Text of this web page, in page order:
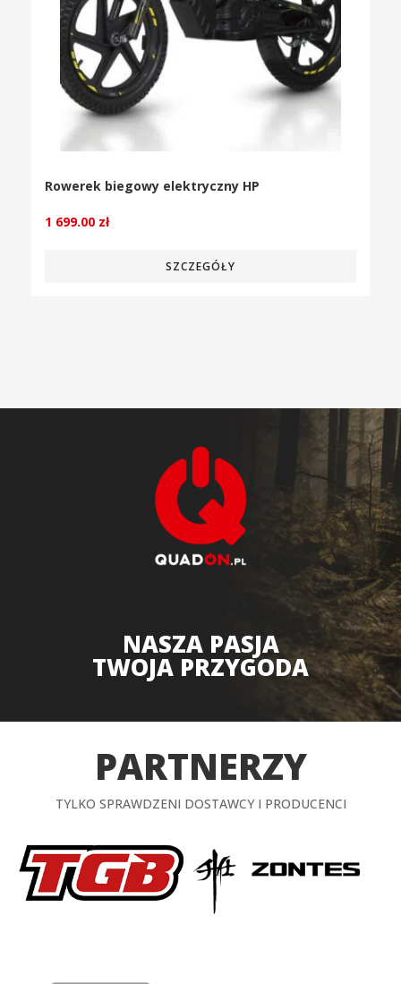
Rowerek biegowy elektryczny HP
1 699.00 zł
SZCZEGÓŁY
NASZA PASJA
TWOJA PRZYGODA
PARTNERZY
TYLKO SPRAWDZENI DOSTAWCY I PRODUCENCI